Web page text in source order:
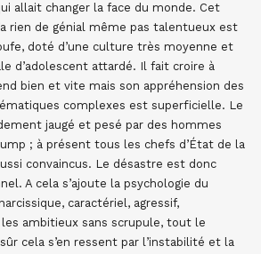
allait changer la face du monde. Cet
rien de génial même pas talentueux est
doté d’une culture très moyenne et
d’adolescent attardé. Il fait croire à
bien et vite mais son appréhension des
complexes est superficielle. Le
jaugé et pesé par des hommes
; à présent tous les chefs d’État de la
convaincus. Le désastre est donc
A cela s’ajoute la psychologie du
caractériel, agressif,
ambitieux sans scrupule, tout le
cela s’en ressent par l’instabilité et la